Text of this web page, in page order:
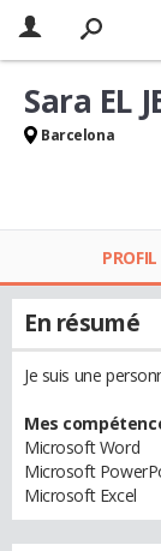
Sara EL
Barcelona
PROFIL
En résumé
Je suis une
Mes
Microsoft Word
Microsoft
Microsoft Excel